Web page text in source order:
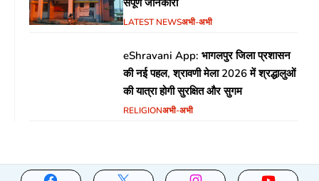
संपूर्ण जानकारी
LATEST NEWSअभी-अभी
eShravani App: भागलपुर जिला प्रशासन
की नई पहल, श्रावणी मेला 2026 में श्रद्धालुओं
की यात्रा होगी सुरक्षित और सुगम
RELIGIONअभी-अभी